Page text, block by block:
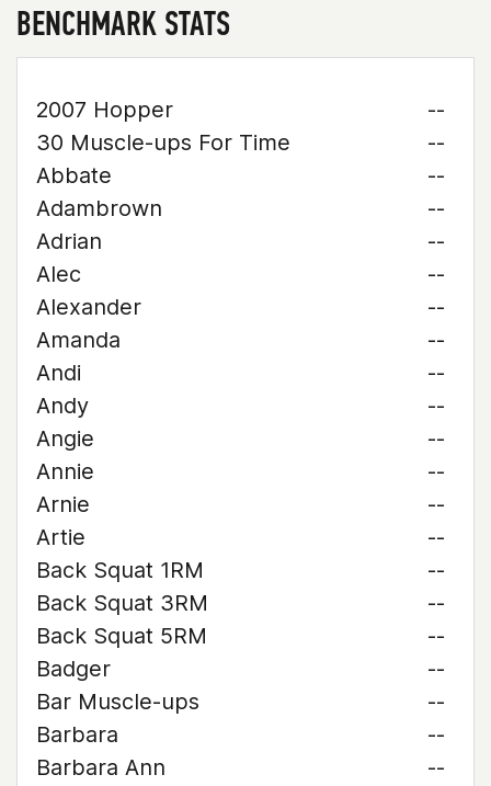
BENCHMARK STATS
2007 Hopper
--
30 Muscle-ups For Time
--
Abbate
--
Adambrown
--
Adrian
--
Alec
--
Alexander
--
Amanda
--
Andi
--
Andy
--
Angie
--
Annie
--
Arnie
--
Artie
--
Back Squat 1RM
--
Back Squat 3RM
--
Back Squat 5RM
--
Badger
--
Bar Muscle-ups
--
Barbara
--
Barbara Ann
--